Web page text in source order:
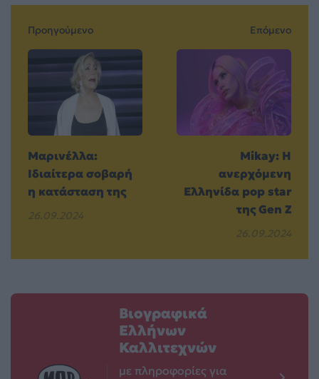
Προηγούμενο
Μαρινέλλα:
Ιδιαίτερα σοβαρή
η κατάσταση της
26.09.2024
Επόμενο
Mikay: Η
ανερχόμενη
Ελληνίδα pop star
της Gen Z
26.09.2024
Βιογραφικά
Ελλήνων
Καλλιτεχνών
με πληροφορίες για